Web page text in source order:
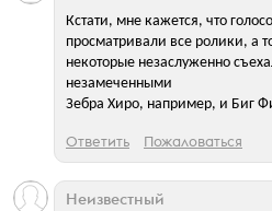
Кстати, мне кажется, что
просматривали все ролики, а
некоторые незаслуженно
незамеченными
Зебра Хиро, например, и Биг
Ответить Пожаловаться
Неизвестный